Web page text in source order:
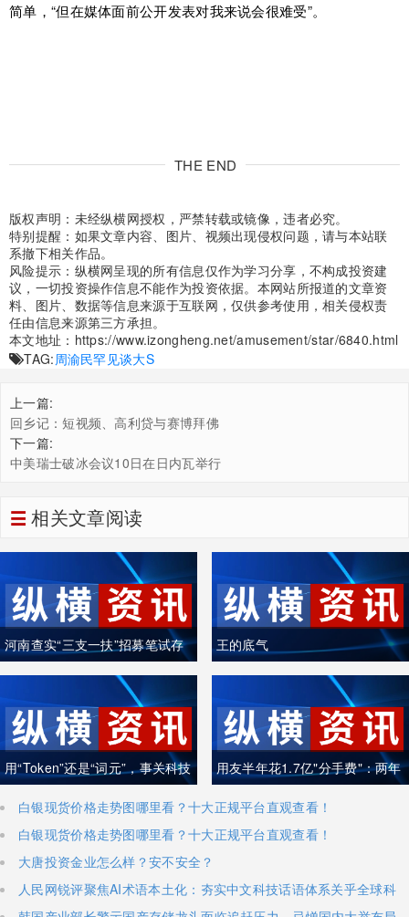
简单，“但在媒体面前公开发表对我来说会很难受”。
THE END
版权声明：未经纵横网授权，严禁转载或镜像，违者必究。
特别提醒：如果文章内容、图片、视频出现侵权问题，请与本站联
系撤下相关作品。
风险提示：纵横网呈现的所有信息仅作为学习分享，不构成投资建
议，一切投资操作信息不能作为投资依据。本网站所报道的文章资
料、图片、数据等信息来源于互联网，仅供参考使用，相关侵权责
任由信息来源第三方承担。
本文地址： https://www.izongheng.net/amusement/star/6840.html
TAG:周渝民罕见谈大S
上一篇:
回乡记：短视频、高利贷与赛博拜佛
下一篇:
中美瑞士破冰会议10日在日内瓦举行
相关文章阅读
河南查实“三支一扶”招募笔试存
在组织作弊犯罪行为
王的底气
用“Token”还是“词元”，事关科技
话语权
用友半年花1.7亿"分手费"：两年
走了7000人
白银现货价格走势图哪里看？十大正规平台直观查看！
白银现货价格走势图哪里看？十大正规平台直观查看！
大唐投资金业怎么样？安不安全？
人民网锐评聚焦AI术语本土化：夯实中文科技话语体系关乎全球科
技话语权争夺